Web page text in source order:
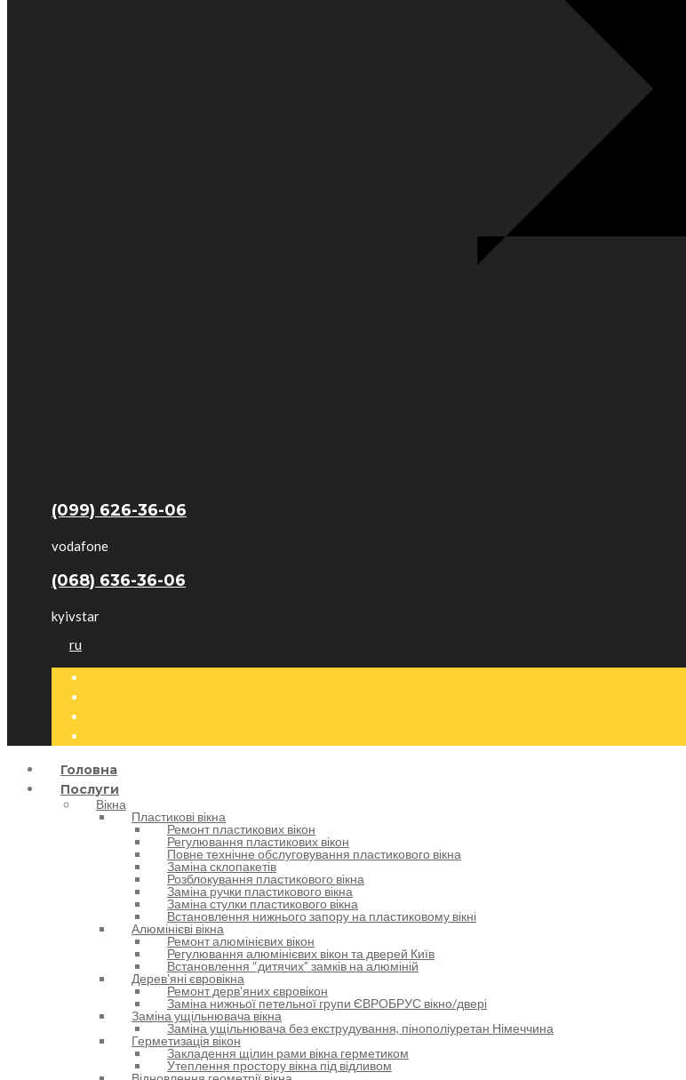
(099) 626-36-06
vodafone
(068) 636-36-06
kyivstar
ru
Головна
Послуги
Вікна
Пластикові вікна
Ремонт пластикових вікон
Регулювання пластикових вікон
Повне технічне обслуговування пластикового вікна
Заміна склопакетів
Розблокування пластикового вікна
Заміна ручки пластикового вікна
Заміна стулки пластикового вікна
Встановлення нижнього запору на пластиковому вікні
Алюмінієві вікна
Ремонт алюмінієвих вікон
Регулювання алюмінієвих вікон та дверей Київ
Встановлення “дитячих” замків на алюміній
Деревʼяні євровікна
Ремонт дервʼяних євровікон
Заміна нижньої петельної групи ЄВРОБРУС вікно/двері
Заміна ущільнювача вікна
Заміна ущільнювача без екструдування, пінополіуретан Німеччина
Герметизація вікон
Закладення щілин рами вікна герметиком
Утеплення простору вікна під відливом